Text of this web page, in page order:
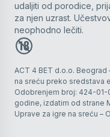
udaljiti od porodice,
za njen uzrast.
neophodno lečiti.
ACT 4 BET d.o.o.
na sreću preko sredstava
Odobrenjem broj: 424-01-
godine, izdatim od strane
Uprave za igre na sreću –